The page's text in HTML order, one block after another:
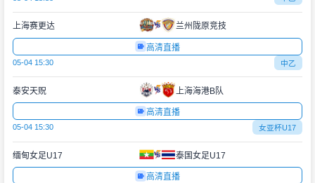
上海赛更达 兰州陇原竞技
高清直播
05-04 15:30 中乙
泰安天贶 上海海港B队
高清直播
05-04 15:30 女亚杯U17
缅甸女足U17 泰国女足U17
高清直播